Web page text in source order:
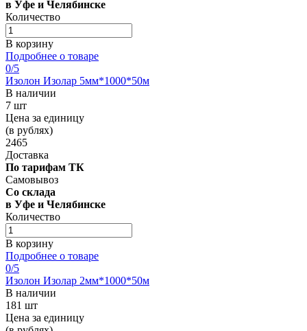
в Уфе и Челябинске
Количество
В корзину
Подробнее о товаре
0/5
Изолон Изолар 5мм*1000*50м
В наличии
7 шт
Цена за единицу
(в рублях)
2465
Доставка
По тарифам ТК
Самовывоз
Со склада
в Уфе и Челябинске
Количество
В корзину
Подробнее о товаре
0/5
Изолон Изолар 2мм*1000*50м
В наличии
181 шт
Цена за единицу